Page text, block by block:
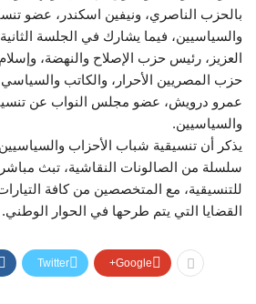
بالحزب الناصري، ونيفين اسكندر، عضو
والسياسيين، فيما يشارك في الجلسة
العزيز، رئيس حزب الإصلاح والنهضة،
حزب المصريين الأحرار، والكاتب والسياسي
عمرو درويش، عضو مجلس النواب عن
والسياسيين.
يذكر أن تنسيقية شباب الأحزاب
سلسلة من الصالونات النقاشية، تبث
للتنسيقية، مع المتخصصين من كافة
القضايا التي يتم طرحها في الحوار الوطني.
Twitter Google+